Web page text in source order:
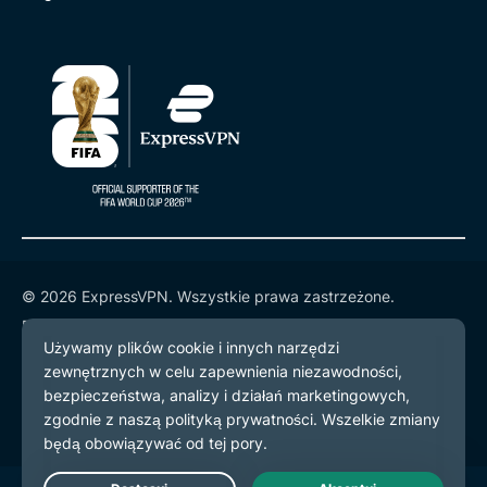
© 2026 ExpressVPN. Wszystkie prawa zastrzeżone.
Polityka prywatności
Warunki użytkowania
preferencje plików cookie